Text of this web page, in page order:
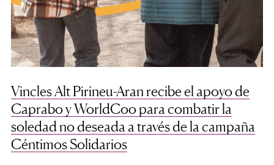
Vincles Alt Pirineu-Aran recibe el apoyo de
Caprabo y WorldCoo para combatir la
soledad no deseada a través de la campaña
Céntimos Solidarios